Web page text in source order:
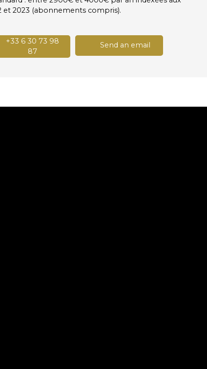
et 2023 (abonnements compris).
+33 6 30 73 98
87
Send an email